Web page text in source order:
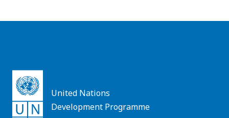
United Nations
Development Programme